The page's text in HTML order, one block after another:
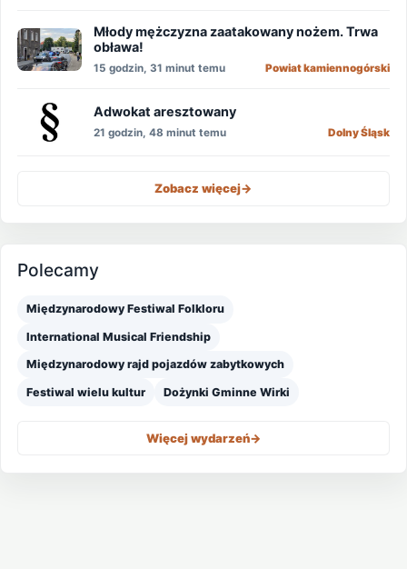
Młody mężczyzna zaatakowany nożem. Trwa
obława!
15 godzin, 31 minut temu Powiat kamiennogórski
Adwokat aresztowany
21 godzin, 48 minut temu Dolny Śląsk
Zobacz więcej->
Polecamy
Międzynarodowy Festiwal Folkloru
International Musical Friendship
Międzynarodowy rajd pojazdów zabytkowych
Festiwal wielu kultur Dożynki Gminne Wirki
Więcej wydarzeń->